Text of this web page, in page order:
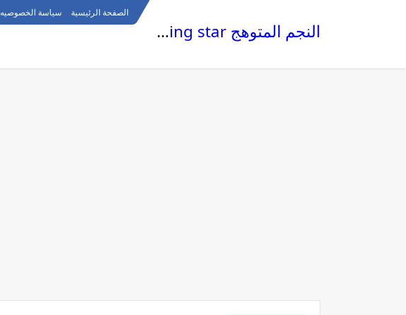
الصفحة الرئيسية سياسة الخصوصيه Privacy policy
النجم المتوهج The glowing star